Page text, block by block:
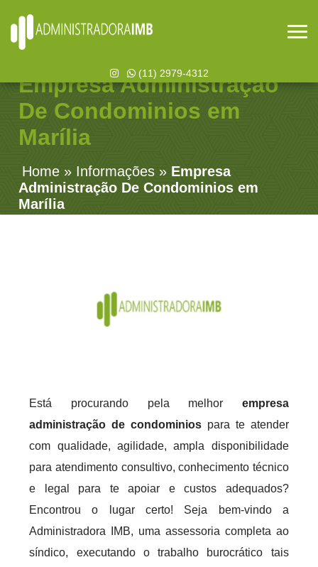
(11) 2979-4312
Empresa Administração
De Condominios em
Marília
Home » Informações » Empresa
Administração De Condominios em
Marília
Está procurando pela melhor empresa
administração de condominios para te atender
com qualidade, agilidade, ampla disponibilidade
para atendimento consultivo, conhecimento técnico
e legal para te apoiar e custos adequados?
Encontrou o lugar certo! Seja bem-vindo a
Administradora IMB, uma assessoria completa ao
síndico, executando o trabalho burocrático tais